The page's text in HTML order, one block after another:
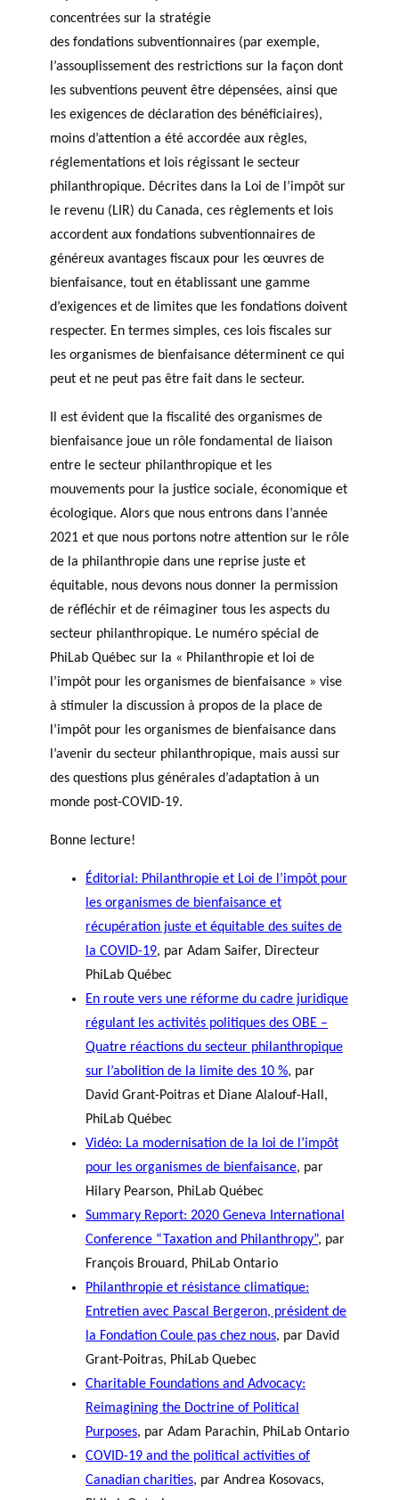
concentrées sur la stratégie
des fondations subventionnaires (par exemple,
l’assouplissement des restrictions sur la façon dont
les subventions peuvent être dépensées, ainsi que
les exigences de déclaration des bénéficiaires),
moins d’attention a été accordée aux règles,
réglementations et lois régissant le secteur
philanthropique. Décrites dans la Loi de l’impôt sur
le revenu (LIR) du Canada, ces règlements et lois
accordent aux fondations subventionnaires de
généreux avantages fiscaux pour les œuvres de
bienfaisance, tout en établissant une gamme
d’exigences et de limites que les fondations doivent
respecter. En termes simples, ces lois fiscales sur
les organismes de bienfaisance déterminent ce qui
peut et ne peut pas être fait dans le secteur.
Il est évident que la fiscalité des organismes de
bienfaisance joue un rôle fondamental de liaison
entre le secteur philanthropique et les
mouvements pour la justice sociale, économique et
écologique. Alors que nous entrons dans l’année
2021 et que nous portons notre attention sur le rôle
de la philanthropie dans une reprise juste et
équitable, nous devons nous donner la permission
de réfléchir et de réimaginer tous les aspects du
secteur philanthropique. Le numéro spécial de
PhiLab Québec sur la « Philanthropie et loi de
l’impôt pour les organismes de bienfaisance » vise
à stimuler la discussion à propos de la place de
l’impôt pour les organismes de bienfaisance dans
l’avenir du secteur philanthropique, mais aussi sur
des questions plus générales d’adaptation à un
monde post-COVID-19.
Bonne lecture!
Éditorial: Philanthropie et Loi de l’impôt pour
les organismes de bienfaisance et
récupération juste et équitable des suites de
la COVID-19, par Adam Saifer, Directeur
PhiLab Québec
En route vers une réforme du cadre juridique
régulant les activités politiques des OBE –
Quatre réactions du secteur philanthropique
sur l’abolition de la limite des 10 %, par
David Grant-Poitras et Diane Alalouf-Hall,
PhiLab Québec
Vidéo: La modernisation de la loi de l’impôt
pour les organismes de bienfaisance, par
Hilary Pearson, PhiLab Québec
Summary Report: 2020 Geneva International
Conference “Taxation and Philanthropy”, par
François Brouard, PhiLab Ontario
Philanthropie et résistance climatique:
Entretien avec Pascal Bergeron, président de
la Fondation Coule pas chez nous, par David
Grant-Poitras, PhiLab Quebec
Charitable Foundations and Advocacy:
Reimagining the Doctrine of Political
Purposes, par Adam Parachin, PhiLab Ontario
COVID-19 and the political activities of
Canadian charities, par Andrea Kosovacs,